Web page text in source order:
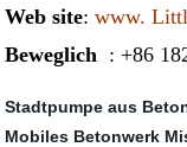
Web site:www.
Beweglich : +86
Stadtpumpe aus
Mobiles Betonwerk